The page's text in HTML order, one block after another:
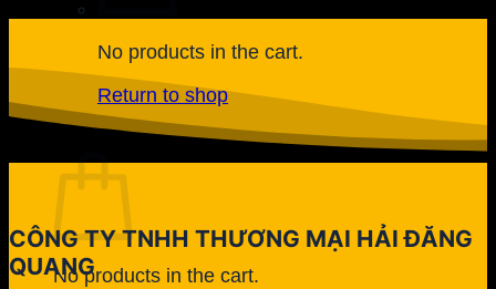
No products in the cart.
Return to shop
No products in the cart.
CÔNG TY TNHH THƯƠNG MẠI HẢI ĐĂNG
QUANG